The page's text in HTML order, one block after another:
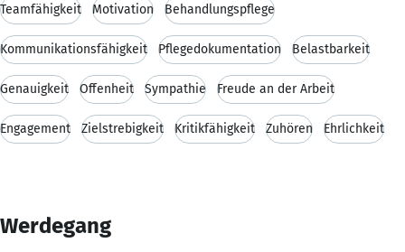
Teamfähigkeit Motivation Behandlungspflege
Kommunikationsfähigkeit Pflegedokumentation Belastbarkeit
Genauigkeit Offenheit Sympathie Freude an der Arbeit
Engagement Zielstrebigkeit Kritikfähigkeit Zuhören Ehrlichkeit
Werdegang